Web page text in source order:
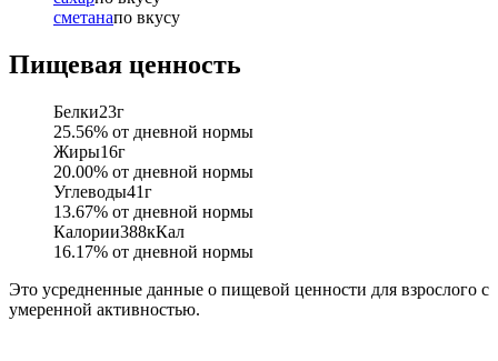
сметанапо вкусу
Пищевая ценность
Белки23г
25.56% от дневной нормы
Жиры16г
20.00% от дневной нормы
Углеводы41г
13.67% от дневной нормы
Калории388кКал
16.17% от дневной нормы
Это усредненные данные о пищевой ценности для взрослого с
умеренной активностью.